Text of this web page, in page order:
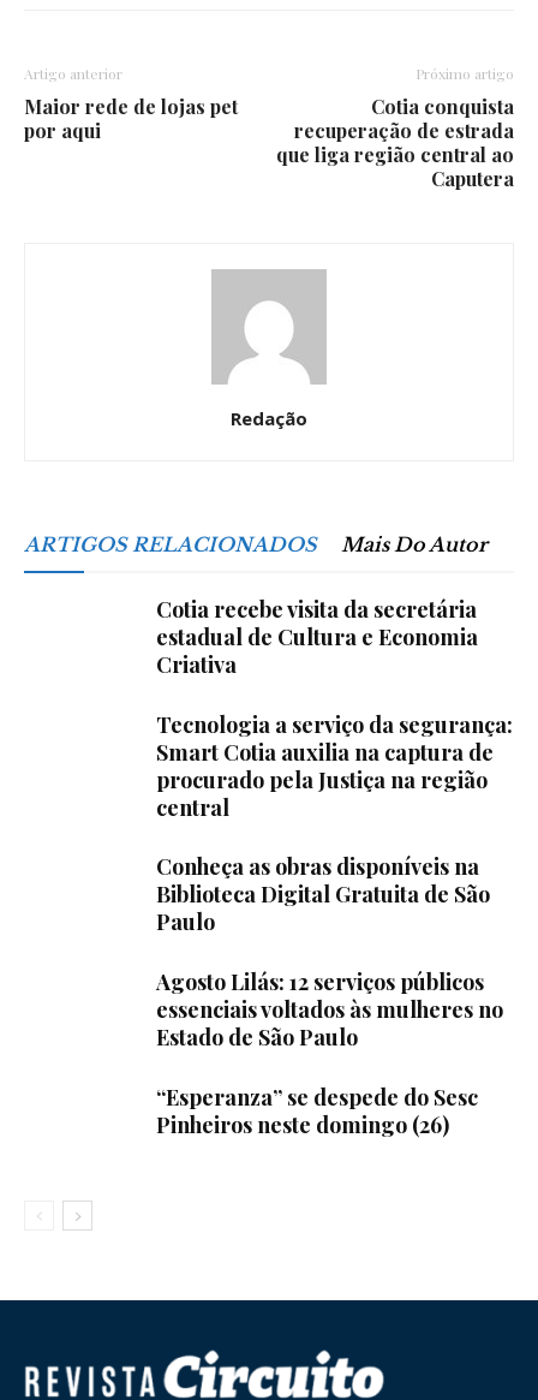
Artigo anterior
Maior rede de lojas pet
por aqui
Próximo artigo
Cotia conquista
recuperação de estrada
que liga região central ao
Caputera
Redação
ARTIGOS RELACIONADOS Mais Do Autor
Cotia recebe visita da secretária
estadual de Cultura e Economia
Criativa
Tecnologia a serviço da segurança:
Smart Cotia auxilia na captura de
procurado pela Justiça na região
central
Conheça as obras disponíveis na
Biblioteca Digital Gratuita de São
Paulo
Agosto Lilás: 12 serviços públicos
essenciais voltados às mulheres no
Estado de São Paulo
“Esperanza” se despede do Sesc
Pinheiros neste domingo (26)